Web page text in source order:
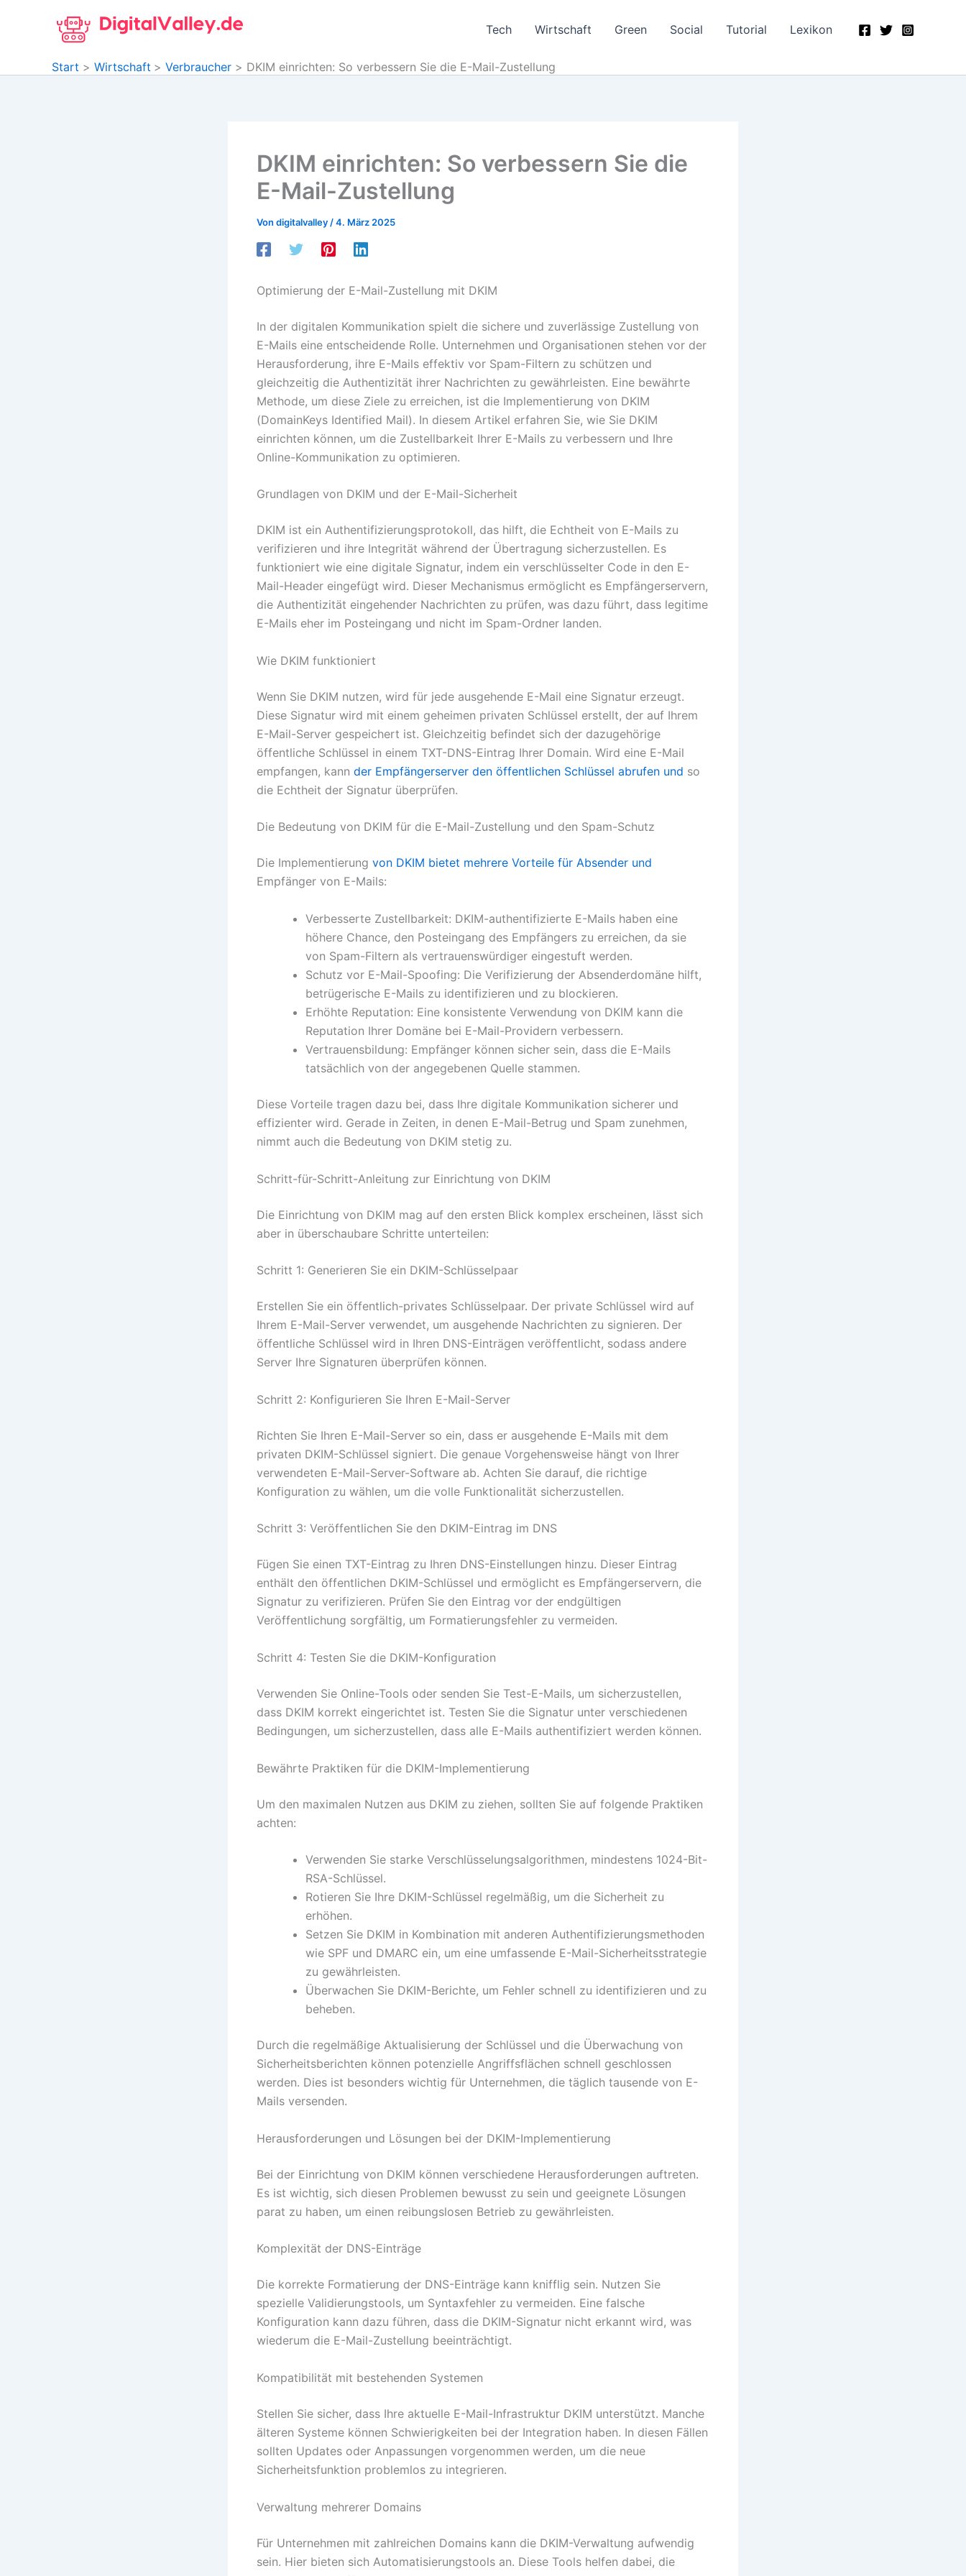
Tech Wirtschaft Green Social Tutorial Lexikon
Start Wirtschaft Verbraucher DKIM einrichten: So verbessern Sie die E-Mail-Zustellung
DKIM einrichten: So verbessern Sie die
E-Mail-Zustellung
Von digitalvalley /4. März 2025
Optimierung der E-Mail-Zustellung mit DKIM
In der digitalen Kommunikation spielt die sichere und zuverlässige Zustellung von
E-Mails eine entscheidende Rolle. Unternehmen und Organisationen stehen vor der
Herausforderung, ihre E-Mails effektiv vor Spam-Filtern zu schützen und
gleichzeitig die Authentizität ihrer Nachrichten zu gewährleisten. Eine bewährte
Methode, um diese Ziele zu erreichen, ist die Implementierung von DKIM
(DomainKeys Identified Mail). In diesem Artikel erfahren Sie, wie Sie DKIM
einrichten können, um die Zustellbarkeit Ihrer E-Mails zu verbessern und Ihre
Online-Kommunikation zu optimieren.
Grundlagen von DKIM und der E-Mail-Sicherheit
DKIM ist ein Authentifizierungsprotokoll, das hilft, die Echtheit von E-Mails zu
verifizieren und ihre Integrität während der Übertragung sicherzustellen. Es
funktioniert wie eine digitale Signatur, indem ein verschlüsselter Code in den E-
Mail-Header eingefügt wird. Dieser Mechanismus ermöglicht es Empfängerservern,
die Authentizität eingehender Nachrichten zu prüfen, was dazu führt, dass legitime
E-Mails eher im Posteingang und nicht im Spam-Ordner landen.
Wie DKIM funktioniert
Wenn Sie DKIM nutzen, wird für jede ausgehende E-Mail eine Signatur erzeugt.
Diese Signatur wird mit einem geheimen privaten Schlüssel erstellt, der auf Ihrem
E-Mail-Server gespeichert ist. Gleichzeitig befindet sich der dazugehörige
öffentliche Schlüssel in einem TXT-DNS-Eintrag Ihrer Domain. Wird eine E-Mail
empfangen, kann der Empfängerserver den öffentlichen Schlüssel abrufen und so
die Echtheit der Signatur überprüfen.
Die Bedeutung von DKIM für die E-Mail-Zustellung und den Spam-Schutz
Die Implementierung von DKIM bietet mehrere Vorteile für Absender und
Empfänger von E-Mails:
Verbesserte Zustellbarkeit: DKIM-authentifizierte E-Mails haben eine
höhere Chance, den Posteingang des Empfängers zu erreichen, da sie
von Spam-Filtern als vertrauenswürdiger eingestuft werden.
Schutz vor E-Mail-Spoofing: Die Verifizierung der Absenderdomäne hilft,
betrügerische E-Mails zu identifizieren und zu blockieren.
Erhöhte Reputation: Eine konsistente Verwendung von DKIM kann die
Reputation Ihrer Domäne bei E-Mail-Providern verbessern.
Vertrauensbildung: Empfänger können sicher sein, dass die E-Mails
tatsächlich von der angegebenen Quelle stammen.
Diese Vorteile tragen dazu bei, dass Ihre digitale Kommunikation sicherer und
effizienter wird. Gerade in Zeiten, in denen E-Mail-Betrug und Spam zunehmen,
nimmt auch die Bedeutung von DKIM stetig zu.
Schritt-für-Schritt-Anleitung zur Einrichtung von DKIM
Die Einrichtung von DKIM mag auf den ersten Blick komplex erscheinen, lässt sich
aber in überschaubare Schritte unterteilen:
Schritt 1: Generieren Sie ein DKIM-Schlüsselpaar
Erstellen Sie ein öffentlich-privates Schlüsselpaar. Der private Schlüssel wird auf
Ihrem E-Mail-Server verwendet, um ausgehende Nachrichten zu signieren. Der
öffentliche Schlüssel wird in Ihren DNS-Einträgen veröffentlicht, sodass andere
Server Ihre Signaturen überprüfen können.
Schritt 2: Konfigurieren Sie Ihren E-Mail-Server
Richten Sie Ihren E-Mail-Server so ein, dass er ausgehende E-Mails mit dem
privaten DKIM-Schlüssel signiert. Die genaue Vorgehensweise hängt von Ihrer
verwendeten E-Mail-Server-Software ab. Achten Sie darauf, die richtige
Konfiguration zu wählen, um die volle Funktionalität sicherzustellen.
Schritt 3: Veröffentlichen Sie den DKIM-Eintrag im DNS
Fügen Sie einen TXT-Eintrag zu Ihren DNS-Einstellungen hinzu. Dieser Eintrag
enthält den öffentlichen DKIM-Schlüssel und ermöglicht es Empfängerservern, die
Signatur zu verifizieren. Prüfen Sie den Eintrag vor der endgültigen
Veröffentlichung sorgfältig, um Formatierungsfehler zu vermeiden.
Schritt 4: Testen Sie die DKIM-Konfiguration
Verwenden Sie Online-Tools oder senden Sie Test-E-Mails, um sicherzustellen,
dass DKIM korrekt eingerichtet ist. Testen Sie die Signatur unter verschiedenen
Bedingungen, um sicherzustellen, dass alle E-Mails authentifiziert werden können.
Bewährte Praktiken für die DKIM-Implementierung
Um den maximalen Nutzen aus DKIM zu ziehen, sollten Sie auf folgende Praktiken
achten:
Verwenden Sie starke Verschlüsselungsalgorithmen, mindestens 1024-Bit-
RSA-Schlüssel.
Rotieren Sie Ihre DKIM-Schlüssel regelmäßig, um die Sicherheit zu
erhöhen.
Setzen Sie DKIM in Kombination mit anderen Authentifizierungsmethoden
wie SPF und DMARC ein, um eine umfassende E-Mail-Sicherheitsstrategie
zu gewährleisten.
Überwachen Sie DKIM-Berichte, um Fehler schnell zu identifizieren und zu
beheben.
Durch die regelmäßige Aktualisierung der Schlüssel und die Überwachung von
Sicherheitsberichten können potenzielle Angriffsflächen schnell geschlossen
werden. Dies ist besonders wichtig für Unternehmen, die täglich tausende von E-
Mails versenden.
Herausforderungen und Lösungen bei der DKIM-Implementierung
Bei der Einrichtung von DKIM können verschiedene Herausforderungen auftreten.
Es ist wichtig, sich diesen Problemen bewusst zu sein und geeignete Lösungen
parat zu haben, um einen reibungslosen Betrieb zu gewährleisten.
Komplexität der DNS-Einträge
Die korrekte Formatierung der DNS-Einträge kann knifflig sein. Nutzen Sie
spezielle Validierungstools, um Syntaxfehler zu vermeiden. Eine falsche
Konfiguration kann dazu führen, dass die DKIM-Signatur nicht erkannt wird, was
wiederum die E-Mail-Zustellung beeinträchtigt.
Kompatibilität mit bestehenden Systemen
Stellen Sie sicher, dass Ihre aktuelle E-Mail-Infrastruktur DKIM unterstützt. Manche
älteren Systeme können Schwierigkeiten bei der Integration haben. In diesen Fällen
sollten Updates oder Anpassungen vorgenommen werden, um die neue
Sicherheitsfunktion problemlos zu integrieren.
Verwaltung mehrerer Domains
Für Unternehmen mit zahlreichen Domains kann die DKIM-Verwaltung aufwendig
sein. Hier bieten sich Automatisierungstools an. Diese Tools helfen dabei, die